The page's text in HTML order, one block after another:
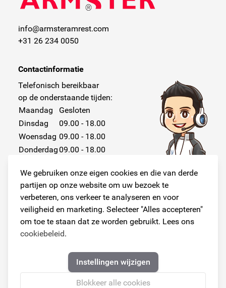
We gebruiken onze eigen cookies en die van derde
partijen op onze website om uw bezoek te
verbeteren, ons verkeer te analyseren en voor
veiligheid en marketing. Selecteer "Alles accepteren"
om toe te staan dat ze worden gebruikt. Lees ons
cookiebeleid.
Instellingen wijzigen
Blokkeer alle cookies
info@armsteramrest.com
+31 26 234 0050
Contactinformatie
Telefonisch bereikbaar
op de onderstaande tijden:
Maandag
Gesloten
Dinsdag
09.00 - 18.00
Woensdag 09.00 - 18.00
Donderdag 09.00 - 18.00
Zaterdag
Gesloten
Zondag
Gesloten
Volg ons!